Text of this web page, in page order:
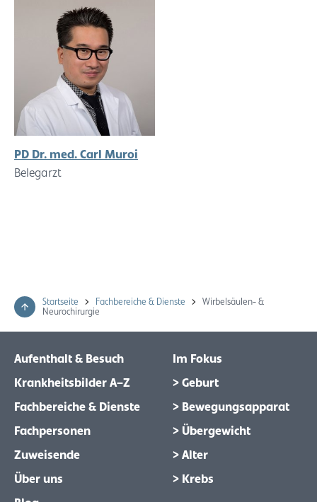
PD Dr. med. Carl Muroi
Belegarzt
Startseite Fachbereiche & Dienste
Wirbelsäulen- &
Neurochirurgie
Aufenthalt & Besuch
Krankheitsbilder A–Z
Fachbereiche & Dienste
Fachpersonen
Zuweisende
Über uns
Im Fokus
> Geburt
> Bewegungsapparat
> Übergewicht
> Alter
> Krebs